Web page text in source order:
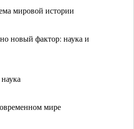
мировой истории
новый фактор: наука и
мире